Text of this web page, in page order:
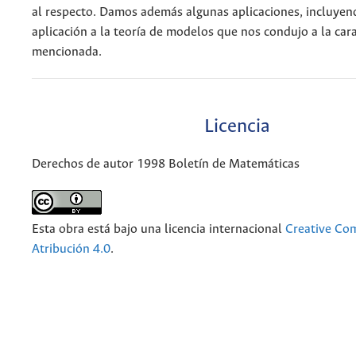
al respecto. Damos además algunas aplicaciones,
aplicación a la teoría de modelos que nos condujo a la
mencionada.
Licencia
Derechos de autor 1998 Boletín de Matemáticas
Esta obra está bajo una licencia internacional Creative
Atribución 4.0.